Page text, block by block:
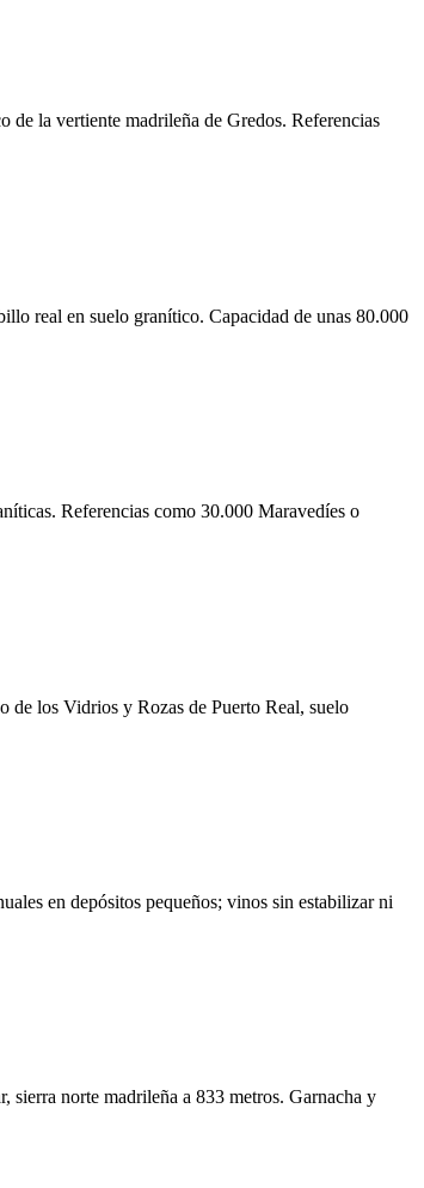
la vertiente madrileña de Gredos. Referencias
real en suelo granítico. Capacidad de unas 80.000
Referencias como 30.000 Maravedíes o
de los Vidrios y Rozas de Puerto Real, suelo
en depósitos pequeños; vinos sin estabilizar ni
norte madrileña a 833 metros. Garnacha y